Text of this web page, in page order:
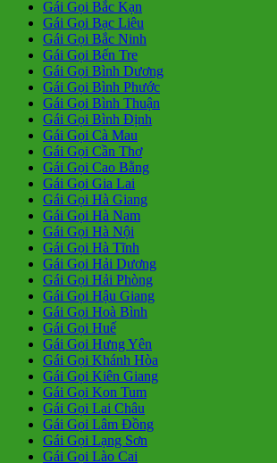
Gái Gọi Bắc Kạn
Gái Gọi Bạc Liêu
Gái Gọi Bắc Ninh
Gái Gọi Bến Tre
Gái Gọi Bình Dương
Gái Gọi Bình Phước
Gái Gọi Bình Thuận
Gái Gọi Bình Định
Gái Gọi Cà Mau
Gái Gọi Cần Thơ
Gái Gọi Cao Bằng
Gái Gọi Gia Lai
Gái Gọi Hà Giang
Gái Gọi Hà Nam
Gái Gọi Hà Nội
Gái Gọi Hà Tĩnh
Gái Gọi Hải Dương
Gái Gọi Hải Phòng
Gái Gọi Hậu Giang
Gái Gọi Hoà Bình
Gái Gọi Huế
Gái Gọi Hưng Yên
Gái Gọi Khánh Hòa
Gái Gọi Kiên Giang
Gái Gọi Kon Tum
Gái Gọi Lai Châu
Gái Gọi Lâm Đồng
Gái Gọi Lạng Sơn
Gái Gọi Lào Cai